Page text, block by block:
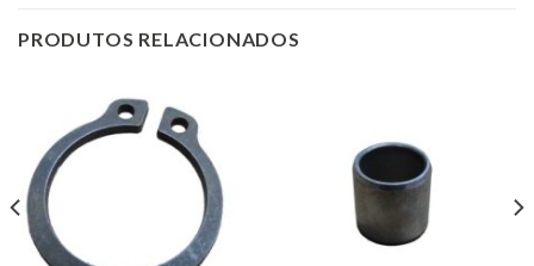
PRODUTOS RELACIONADOS